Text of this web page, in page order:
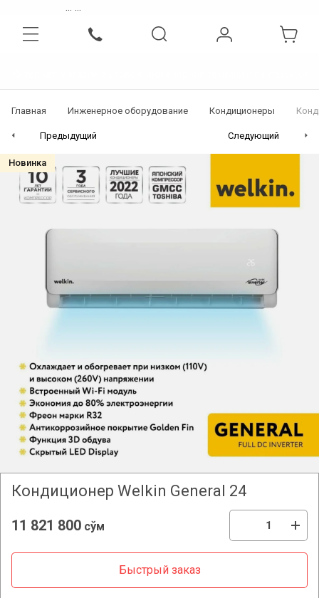
... ...
Главная Инженерное оборудование Кондиционеры
Предыдущий Следующий
Новинка
Кондиционер Welkin General 24
11 821 800 сўм
Быстрый заказ